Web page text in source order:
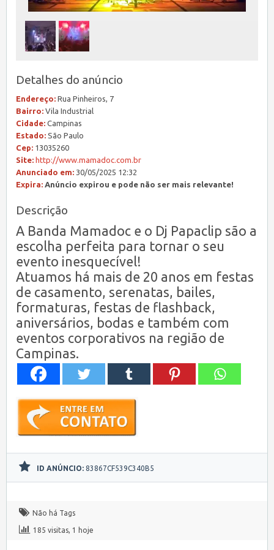
Detalhes do anúncio
Endereço: Rua Pinheiros, 7
Bairro: Vila Industrial
Cidade: Campinas
Estado: São Paulo
Cep: 13035260
Site: http://www.mamadoc.com.br
Anunciado em: 30/05/2025 12:32
Expira: Anúncio expirou e pode não ser mais relevante!
Descrição
A Banda Mamadoc e o Dj Papaclip são a
escolha perfeita para tornar o seu
evento inesquecível!
Atuamos há mais de 20 anos em festas
de casamento, serenatas, bailes,
formaturas, festas de flashback,
aniversários, bodas e também com
eventos corporativos na região de
Campinas.
ID ANÚNCIO: 83867CF539C340B5
Não há Tags
185 visitas, 1 hoje